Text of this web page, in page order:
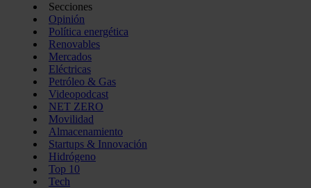
Secciones
Opinión
Política energética
Renovables
Mercados
Eléctricas
Petróleo & Gas
Videopodcast
NET ZERO
Movilidad
Almacenamiento
Startups & Innovación
Hidrógeno
Top 10
Tech